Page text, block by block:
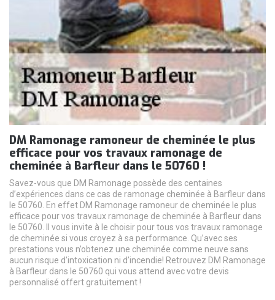
DM Ramonage ramoneur de cheminée le plus
efficace pour vos travaux ramonage de
cheminée à Barfleur dans le 50760 !
Savez-vous que DM Ramonage possède des centaines
d’expériences dans ce cas de ramonage cheminée à Barfleur dans
le 50760. En effet DM Ramonage ramoneur de cheminée le plus
efficace pour vos travaux ramonage de cheminée à Barfleur dans
le 50760. Il vous invite à le choisir pour tous vos travaux ramonage
de cheminée si vous croyez à sa performance. Qu’avec ses
prestations vous n’obtenez une cheminée comme neuve sans
aucun risque d’intoxication ni d’incendie! Retrouvez DM Ramonage
à Barfleur dans le 50760 qui vous attend avec votre devis
personnalisé offert gratuitement !